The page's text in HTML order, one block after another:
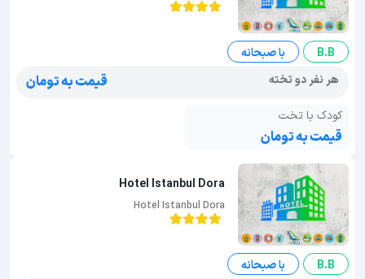
B.B
با صبحانه
هر نفر دو تخته
قیمت به تومان
کودک با تخت
قیمت به تومان
Hotel Istanbul Dora
Hotel Istanbul Dora
B.B
با صبحانه